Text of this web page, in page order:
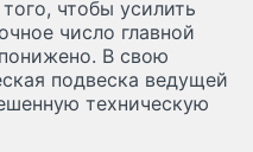
чтобы усилить
число главной
В свою
подвеска ведущей
техническую